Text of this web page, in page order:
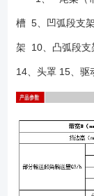
槽 5、凹弧段支
架 10、凸弧段支
14、头罩 15、驱